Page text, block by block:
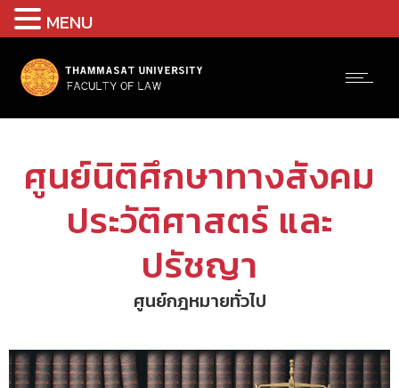
ศูนย์นิติศึกษาทางสังคม
ประวัติศาสตร์ และ
ปรัชญา
ศูนย์กฎหมายทั่วไป
MENU